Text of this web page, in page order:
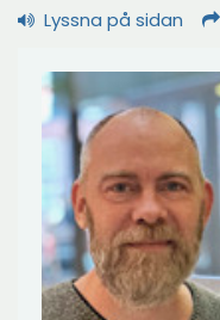
Lyssna på sidan